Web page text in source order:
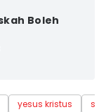
Boleh
yesus kristus